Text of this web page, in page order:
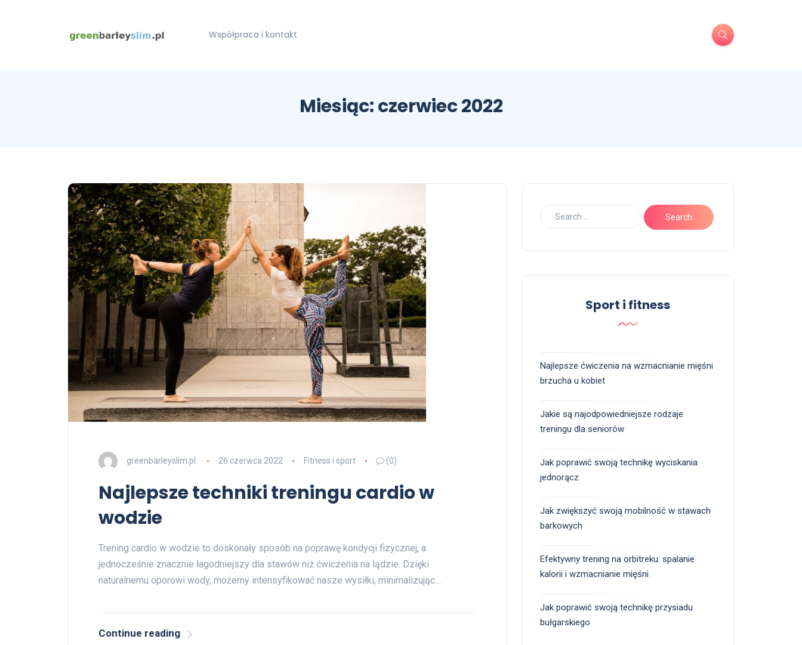
Współpraca i kontakt
Miesiąc:czerwiec 2022
greenbarleyslim.pl 26 czerwca 2022 Fitness i sport (0)
Najlepsze techniki treningu cardio w
wodzie
Trening cardio w wodzie to doskonały sposób na poprawę kondycji fizycznej, a
jednocześnie znacznie łagodniejszy dla stawów niż ćwiczenia na lądzie. Dzięki
naturalnemu oporowi wody, możemy intensyfikować nasze wysiłki, minimalizując…
Continue reading
Sport i fitness
Najlepsze ćwiczenia na wzmacnianie mięśni
brzucha u kobiet
Jakie są najodpowiedniejsze rodzaje
treningu dla seniorów
Jak poprawić swoją technikę wyciskania
jednorącz
Jak zwiększyć swoją mobilność w stawach
barkowych
Efektywny trening na orbitreku: spalanie
kalorii i wzmacnianie mięśni
Jak poprawić swoją technikę przysiadu
bułgarskiego